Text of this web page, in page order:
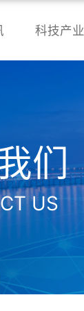
科技产业
们
US